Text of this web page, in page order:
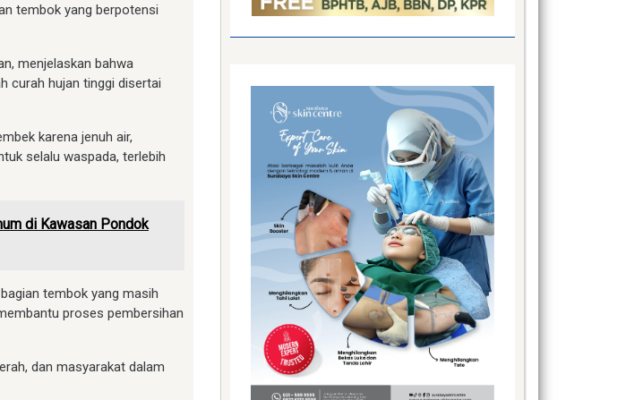
tembok yang berpotensi
menjelaskan bahwa
curah hujan tinggi disertai
karena jenuh air,
selalu waspada, terlebih
di Kawasan Pondok
tembok yang masih
proses pembersihan
dan masyarakat dalam